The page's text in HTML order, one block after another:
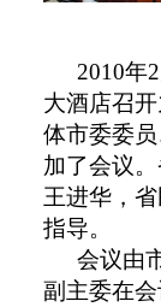
2010年2
大酒店召
体市委委
加了会议
王进华，
指导。
会议由
副主委在